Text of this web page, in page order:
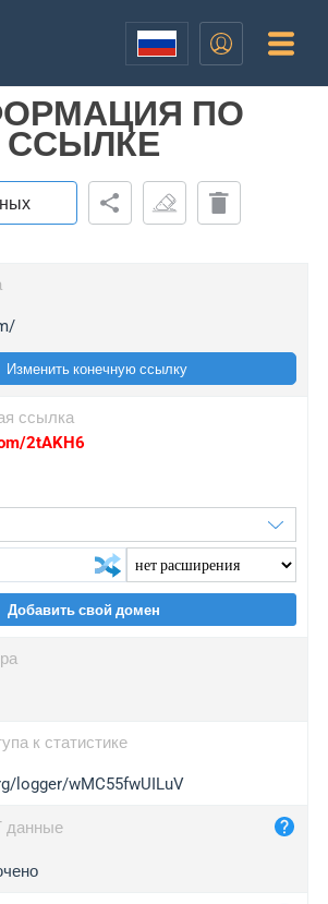
ПО
ССЫЛКЕ
Изменить конечную ссылку
ссылка
2tAKH6
Добавить свой домен
к статистике
logger/wMC55fwUILuV
данные